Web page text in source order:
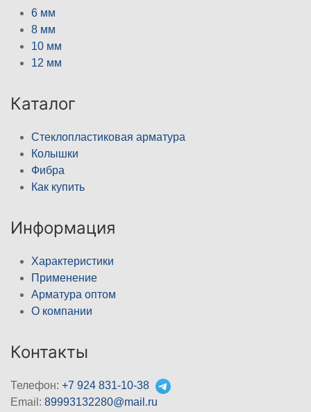
6 мм
8 мм
10 мм
12 мм
Каталог
Стеклопластиковая арматура
Колышки
Фибра
Как купить
Информация
Характеристики
Применение
Арматура оптом
О компании
Контакты
Телефон: +7 924 831-10-38
Email: 89993132280@mail.ru